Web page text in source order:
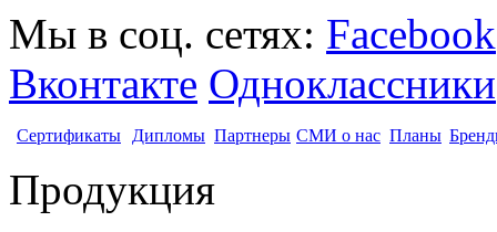
Мы в соц. сетях: Facebook
Вконтакте Одноклассники
Сертификаты Дипломы Партнеры СМИ о нас Планы
Продукция